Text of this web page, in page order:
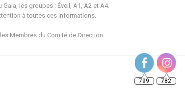
les groupes : Éveil, A1, A2 et A4.
à toutes ces informations.
Membres du Comité de Direction
799 782